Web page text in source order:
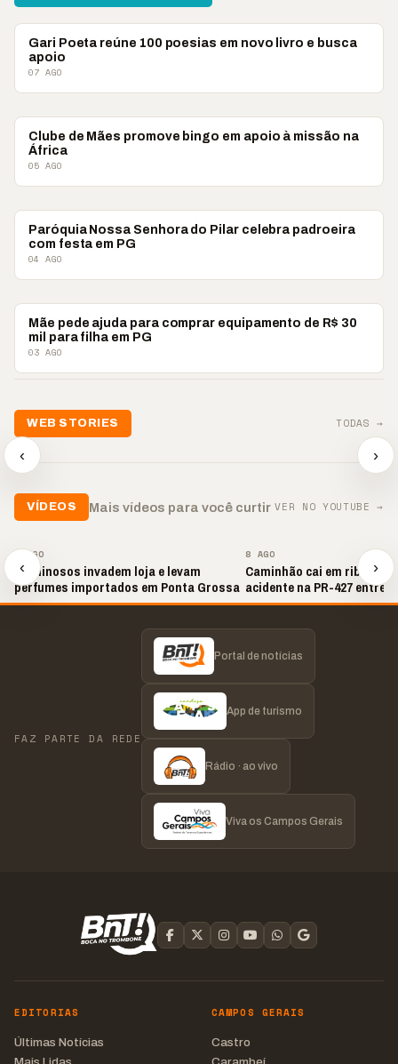
#VCCOMABNT
Gari Poeta reúne 100 poesias em novo livro e busca
apoio
07 AGO
#VCCOMABNT
Clube de Mães promove bingo em apoio à missão na
África
05 AGO
#VCCOMABNT
Paróquia Nossa Senhora do Pilar celebra padroeira
com festa em PG
04 AGO
#VCCOMABNT
Mãe pede ajuda para comprar equipamento de R$ 30
mil para filha em PG
03 AGO
WEB STORIES TODAS →
‹
📢💜 Agosto Lilás
reforça combate à
violência contra a
mulher
📢 Noite
chega
oração
›
VÍDEOS Mais vídeos para você curtir VER NO YOUTUBE →
‹
8 AGO
Criminosos invadem loja e levam
perfumes importados em Ponta Grossa
8 AGO
Caminhão cai em
acidente na PR-427 entre
Amazonas e Lapa
›
FAZ PARTE DA REDE
Portal de notícias
App de turismo
Rádio · ao vivo
Viva os Campos Gerais
EDITORIAS
Últimas Notícias
CAMPOS GERAIS
Castro